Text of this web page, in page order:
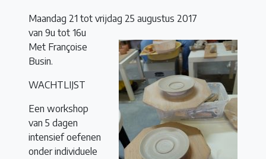
Maandag 21 tot vrijdag 25 augustus 2017
van 9u tot 16u
Met Françoise
Busin.
WACHTLIJST
Een workshop
van 5 dagen
intensief oefenen
onder individuele